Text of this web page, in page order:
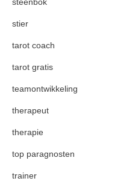
stier
tarot coach
tarot gratis
teamontwikkeling
therapeut
therapie
top paragnosten
trainer